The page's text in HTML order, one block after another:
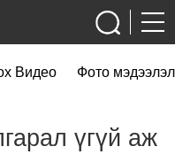
Видео Фото мэдээлэл
үгүй аж